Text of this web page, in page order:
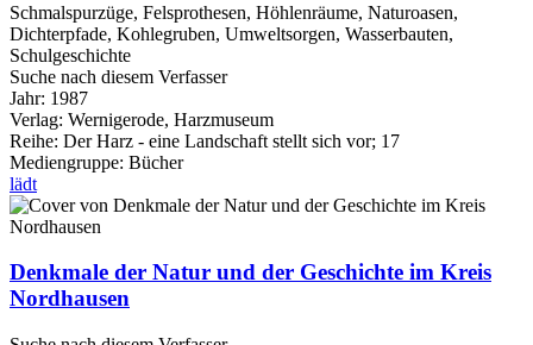
Schmalspurzüge, Felsprothesen, Höhlenräume, Naturoasen,
Dichterpfade, Kohlegruben, Umweltsorgen, Wasserbauten,
Schulgeschichte
Suche nach diesem Verfasser
Jahr: 1987
Verlag: Wernigerode, Harzmuseum
Reihe: Der Harz - eine Landschaft stellt sich vor; 17
Mediengruppe: Bücher
lädt
Denkmale der Natur und der Geschichte im Kreis
Nordhausen